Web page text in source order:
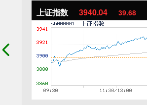
上证指数 3940.04 39.68